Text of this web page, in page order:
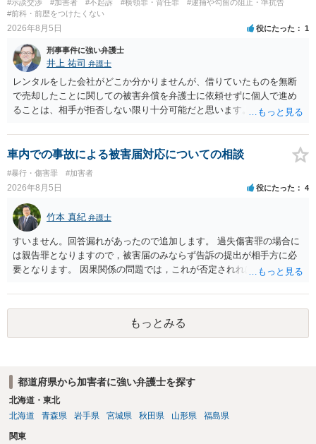
#示談交渉 #加害者 #不起訴 #横領罪・背任罪
#逮捕や勾留の阻止・準抗告
#前科・前歴をつけたくない
2026年8月5日 役にたった 1
刑事事件に強い弁護士
井上 祐司 弁護士
レンタルをした会社がどこか分かりませんが、借りていたものを無断
で売却したことに関しての被害弁償を弁護士に依頼せずに個人で進め
ることは、相手が拒否しない限り十分可能だと思います。 見積を出し
か）、弁護士に法律相談において助言をもらえば足りるでしょう。
車内での事故による被害届対応についての相談
#暴行・傷害罪 #加害者
2026年8月5日 役にたった 4
竹本 真紀 弁護士
すいません。回答漏れがあったので追加します。 過失傷害罪の場合に
は親告罪となりますので，被害届のみならず告訴の提出が相手方に必
要となります。 因果関係の問題では，これが否定されれば ①刑事的に
断されれば処罰規定がない状態になると思います。 ②民事的には傷害
部分が否定されますので，暴行行為自体による損害（慰謝料的なもの
になるでしょうか…）だけが対象となってきます。
もっとみる
都道府県から加害者に強い弁護士を探す
北海道・東北
北海道
青森県 岩手県 宮城県 秋田県 山形県 福島県
関東